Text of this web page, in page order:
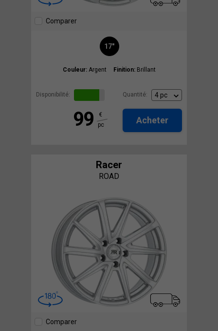
Comparer
17"
Couleur: Argent Finition: Brillant
Disponibilité: Quantité:
99
€
pc
Acheter
Racer
ROAD
Comparer